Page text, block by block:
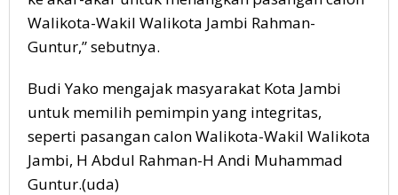
Walikota-Wakil Walikota Jambi Rahman-
Guntur,” sebutnya.
Budi Yako mengajak masyarakat Kota Jambi
untuk memilih pemimpin yang integritas,
seperti pasangan calon Walikota-Wakil Walikota
Jambi, H Abdul Rahman-H Andi Muhammad
Guntur.(uda)